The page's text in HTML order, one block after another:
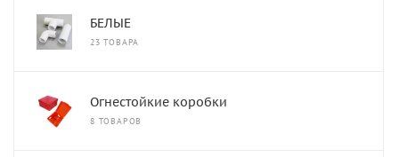
БЕЛЫЕ
23 ТОВАРА
Огнестойкие коробки
8 ТОВАРОВ